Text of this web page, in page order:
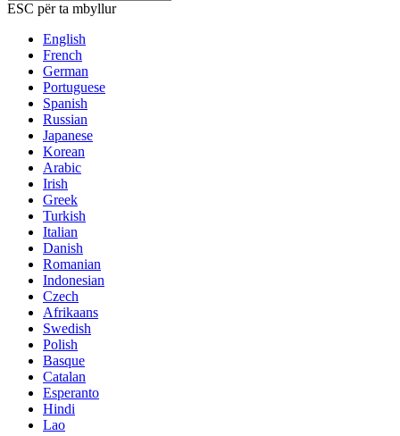
ESC për ta mbyllur
English
French
German
Portuguese
Spanish
Russian
Japanese
Korean
Arabic
Irish
Greek
Turkish
Italian
Danish
Romanian
Indonesian
Czech
Afrikaans
Swedish
Polish
Basque
Catalan
Esperanto
Hindi
Lao